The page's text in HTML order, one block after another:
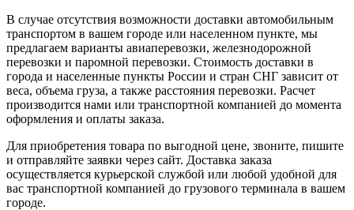
В случае отсутствия возможности доставки автомобильным
транспортом в вашем городе или населенном пункте, мы
предлагаем варианты авиаперевозки, железнодорожной
перевозки и паромной перевозки. Стоимость доставки в
города и населенные пункты России и стран СНГ зависит от
веса, объема груза, а также расстояния перевозки. Расчет
производится нами или транспортной компанией до момента
оформления и оплаты заказа.
Для приобретения товара по выгодной цене, звоните, пишите
и отправляйте заявки через сайт. Доставка заказа
осуществляется курьерской службой или любой удобной для
вас транспортной компанией до грузового терминала в вашем
городе.